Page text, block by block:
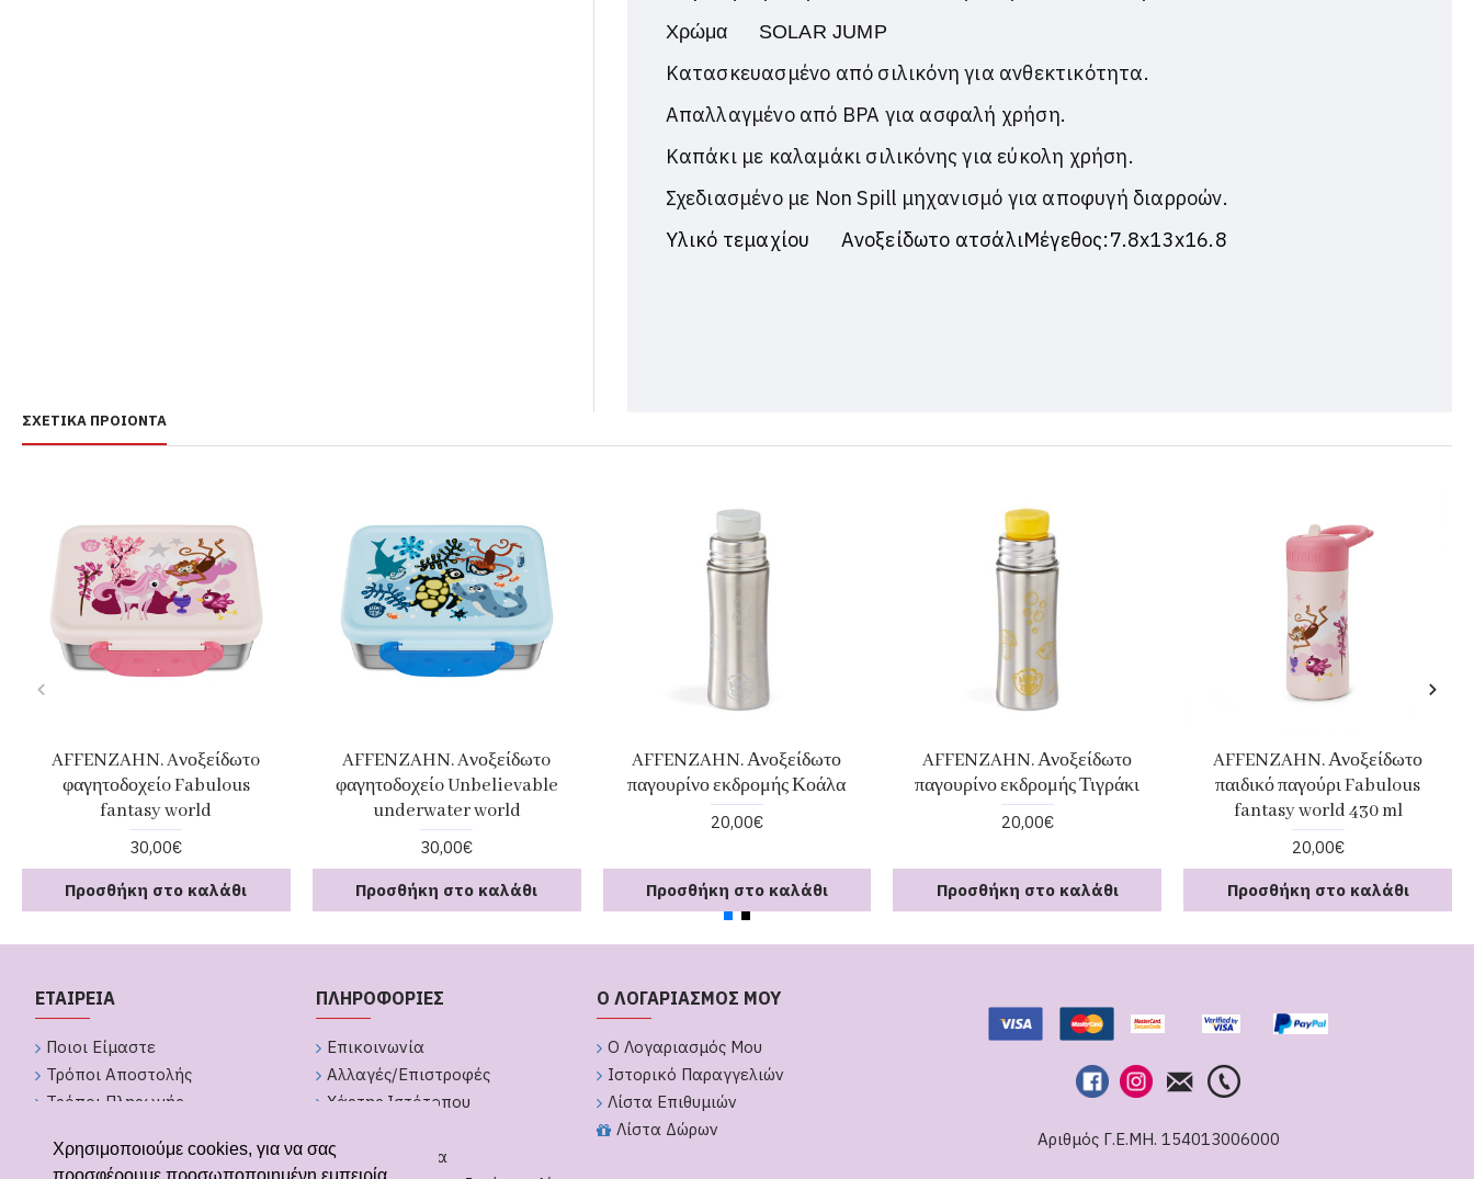
Χρησιμοποιούμε cookies, για να σας
Χρώμα
SOLAR JUMP
Κατασκευασμένο από σιλικόνη για ανθεκτικότητα.
Απαλλαγμένο από BPA για ασφαλή χρήση.
Καπάκι με καλαμάκι σιλικόνης για εύκολη χρήση.
Σχεδιασμένο με Non Spill μηχανισμό για αποφυγή διαρροών.
Υλικό τεμαχίου
Ανοξείδωτο ατσάλιΜέγεθος:7.8x13x16.8
ΣΧΕΤΙΚΆ ΠΡΟΙΌΝΤΑ
AFFENZAHN. Aνοξείδωτo
φαγητοδοχείo Fabulous
fantasy world
30,00€
Προσθήκη στο καλάθι
AFFENZAHN. Aνοξείδωτo
φαγητοδοχείo Unbelievable
underwater world
30,00€
Προσθήκη στο καλάθι
AFFENZAHN. Ανοξείδωτο
παγουρίνο εκδρομής Κοάλα
20,00€
Προσθήκη στο καλάθι
AFFENZAHN. Ανοξείδωτο
παγουρίνο εκδρομής Τιγράκι
20,00€
Προσθήκη στο καλάθι
AFFENZAHN. Ανοξείδωτο
παιδικό παγούρι Fabulous
fantasy world 430 ml
20,00€
Προσθήκη στο καλάθι
ΕΤΑΙΡΕΙΑ
Ποιοι Είμαστε
Τρόποι Αποστολής
Τρόποι Πληρωμής
Όροι Χρήσης
ΠΛΗΡΟΦΟΡΙΕΣ
Επικοινωνία
Αλλαγές/Επιστροφές
Χάρτης Ιστότοπου
GDPR Εργαλεία
Ο ΛΟΓΑΡΙΑΣΜΟΣ ΜΟΥ
Ο Λογαριασμός Μου
Ιστορικό Παραγγελιών
Λίστα Επιθυμιών
Λίστα Δώρων
Αριθμός Γ.Ε.ΜΗ. 154013006000